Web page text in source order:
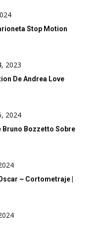
Stop Motion
2023
De Andrea Love
2024
Bruno Bozzetto Sobre
~ Cortometraje |